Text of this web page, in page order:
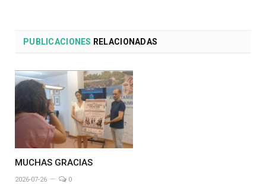
PUBLICACIONES RELACIONADAS
MUCHAS GRACIAS
2026-07-26 0